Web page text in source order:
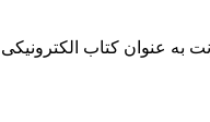
به عنوان کتاب